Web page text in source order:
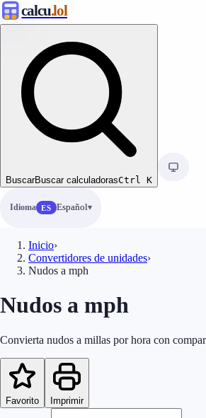
calcu.lol
BuscarBuscar calculadorasCtrl K
Idioma ES Español
Inicio›
Convertidores de unidades›
Nudos a mph
Nudos a mph
Convierta nudos a millas por hora con
Favorito Imprimir